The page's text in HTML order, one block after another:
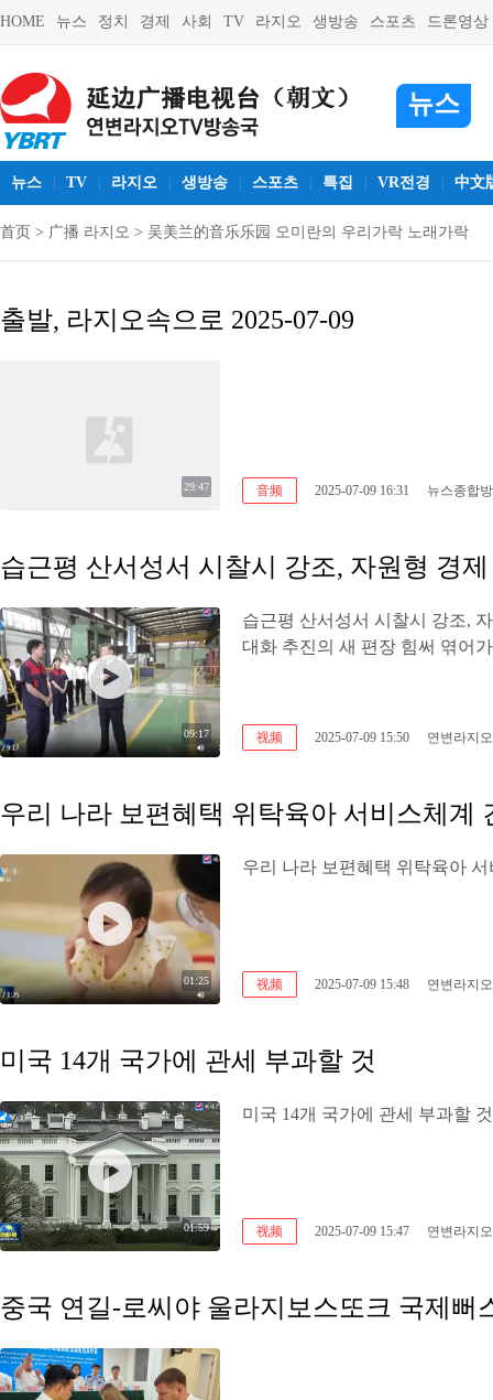
HOME 뉴스 정치 경제 사회 TV 라지오 생방송 스포츠 드론영상
뉴스
뉴스 TV 라지오 생방송 스포츠 특집 VR전경 中文
首页 > 广播 라지오 > 吴美兰的音乐乐园 오미란의 우리가락 노래가락
출발, 라지오속으로 2025-07-09
29:47 音频 2025-07-09 16:31 뉴스종합
09:17
습근평 산서성서 시찰시 강조,
대화 추진의 새 편장 힘써 엮어
视频 2025-07-09 15:50 연변라지
우리 나라 보편혜택 위탁육아 서비스체계
01:25
우리 나라 보편혜택 위탁육아
视频 2025-07-09 15:48 연변라지
미국 14개 국가에 관세 부과할 것
01:59
미국 14개 국가에 관세 부과할 것
视频 2025-07-09 15:47 연변라지
중국 연길-로씨야 울라지보스또크 국제뻐